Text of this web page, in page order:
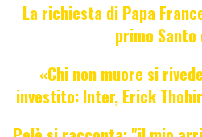
La richiesta di Papa
primo Santo
«Chi non muore si
investito: Inter, Erick